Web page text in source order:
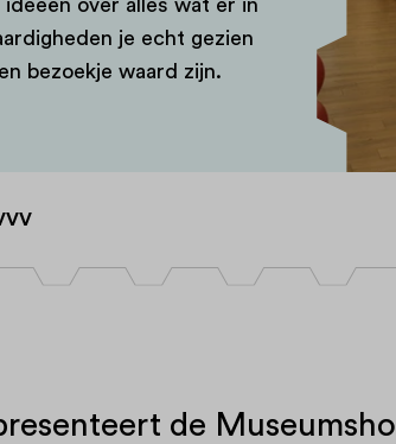
over alles wat er in
je echt gezien
bezoekje waard zijn.
de